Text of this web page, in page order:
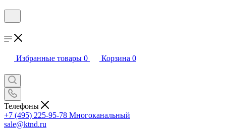
Избранные товары 0 Корзина 0
Телефоны
+7 (495) 225-95-78 Многоканальный
sale@ktnd.ru